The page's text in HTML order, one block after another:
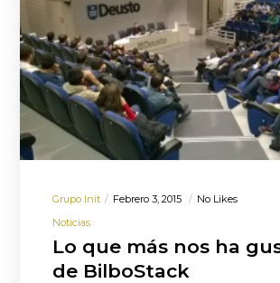
Grupo Init Febrero 3, 2015
No Likes
Noticias
Lo que más nos ha
de BilboStack